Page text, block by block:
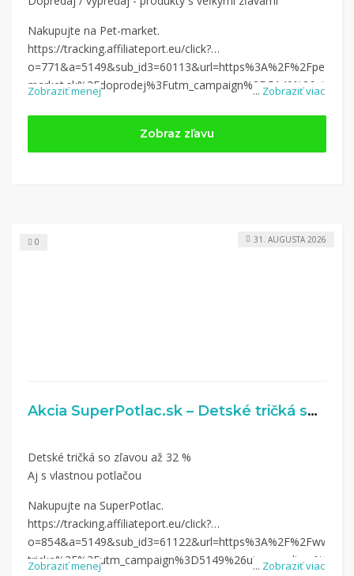
... Zobraziť viac
Nakupujte na Pet-market.
https://tracking.affiliateport.eu/click?
o=771&a=5149&sub_id3=60113&url=https%3A%2F%2Fpet-
Zobraziť menej
Zobraz zľavu
0
Akcia SuperPotlac.sk – Detské tričká so zľavou až 32 %
... Zobraziť viac
Detské tričká so zľavou až 32 %
Aj s vlastnou potlačou
Nakupujte na SuperPotlac.
https://tracking.affiliateport.eu/click?
Zobraziť menej
31. AUGUSTA 2026